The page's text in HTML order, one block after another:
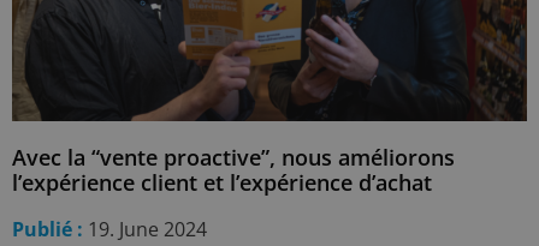
Avec la “vente proactive”, nous améliorons
l’expérience client et l’expérience d’achat
Publié : 19. June 2024